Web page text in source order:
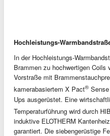
Hochleistungs-
In der Hochleistungs-
Brammen zu hochwertigen Coils
Vorstraße mit
kamerabasiertem X Pact®
Ups ausgerüstet. Eine
Temperaturführung wird durch
induktive ELOTHERM
garantiert. Die siebengerüstige